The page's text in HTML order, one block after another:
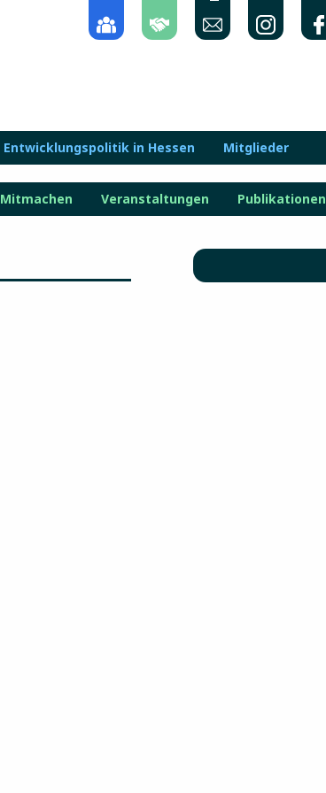
Entwicklungspolitik in Hessen Mitglieder
Mitmachen Veranstaltungen Publikationen